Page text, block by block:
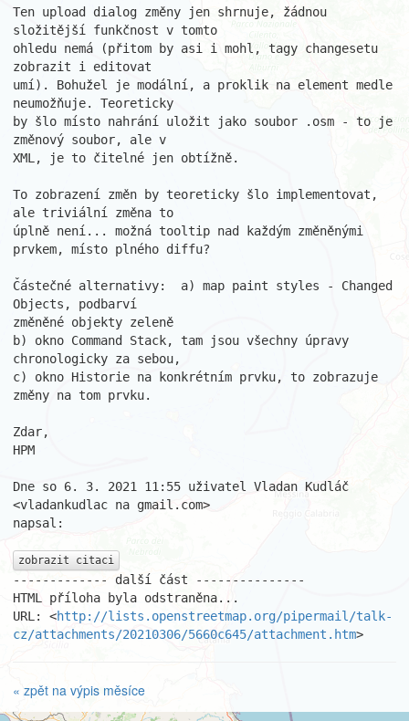
Ten upload dialog změny jen shrnuje, žádnou
složitější funkčnost v tomto
ohledu nemá (přitom by asi i mohl, tagy changesetu
zobrazit i editovat
umí). Bohužel je modální, a proklik na element medle
neumožňuje. Teoreticky
by šlo místo nahrání uložit jako soubor .osm - to je
změnový soubor, ale v
XML, je to čitelné jen obtížně.
To zobrazení změn by teoreticky šlo implementovat,
ale triviální změna to
úplně není... možná tooltip nad každým změněnými
prvkem, místo plného diffu?
Částečné alternativy:  a) map paint styles - Changed
Objects, podbarví
změněné objekty zeleně
b) okno Command Stack, tam jsou všechny úpravy
chronologicky za sebou,
c) okno Historie na konkrétním prvku, to zobrazuje
změny na tom prvku.
Zdar,
HPM
Dne so 6. 3. 2021 11:55 uživatel Vladan Kudláč
<vladankudlac na gmail.com>
napsal:
zobrazit citaci
------------- další část ---------------
HTML příloha byla odstraněna...
URL: <http://lists.openstreetmap.org/pipermail/talk-
cz/attachments/20210306/5660c645/attachment.htm>
« zpět na výpis měsíce